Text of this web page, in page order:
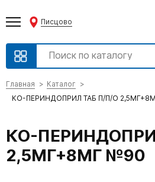
Писцово
Главная
Каталог
КО-ПЕРИНДОПРИЛ ТАБ П/П/О
КО-
2,5МГ+8МГ №90